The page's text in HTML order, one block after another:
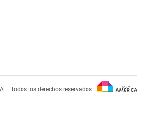
– Todos los derechos reservados